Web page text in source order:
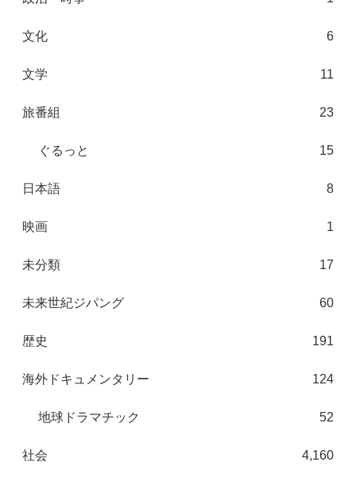
文化 6
文学 11
旅番組 23
ぐるっと 15
日本語 8
映画 1
未分類 17
未来世紀ジパング 60
歴史 191
海外ドキュメンタリー 124
地球ドラマチック 52
社会 4,160